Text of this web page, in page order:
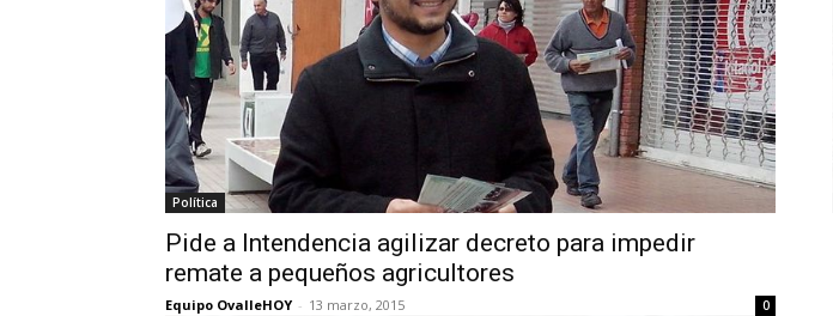
Política
Pide a Intendencia agilizar decreto para impedir
remate a pequeños agricultores
Equipo OvalleHOY - 13 marzo, 2015 0